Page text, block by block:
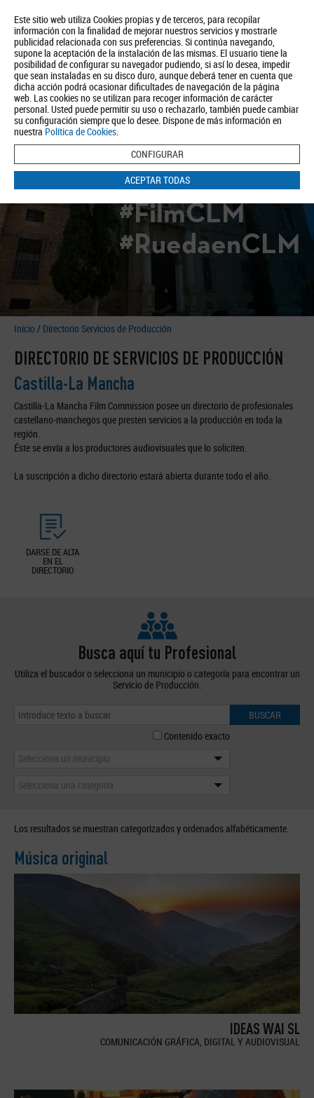
Este sitio web utiliza Cookies propias y de terceros, para recopilar
información con la finalidad de mejorar nuestros servicios y mostrarle
publicidad relacionada con sus preferencias. Si continúa navegando,
supone la aceptación de la instalación de las mismas. El usuario tiene la
posibilidad de configurar su navegador pudiendo, si así lo desea, impedir
que sean instaladas en su disco duro, aunque deberá tener en cuenta que
dicha acción podrá ocasionar dificultades de navegación de la página
web. Las cookies no se utilizan para recoger información de carácter
personal. Usted puede permitir su uso o rechazarlo, también puede cambiar
su configuración siempre que lo desee. Dispone de más información en
nuestra Política de Cookies.
CONFIGURAR
ACEPTAR TODAS
Quiénes somos Turismo Política de Privacidad Aviso Legal
Política de Cookies
BUSCAR
#FilmCLM
#RuedaenCLM
Inicio / Directorio Servicios de Producción
DIRECTORIO DE SERVICIOS DE PRODUCCIÓN
Castilla-La Mancha
Castilla-La Mancha Film Commission posee un directorio de profesionales
castellano-manchegos que presten servicios a la producción en toda la
región.
Éste se envía a los productores audiovisuales que lo soliciten.
La suscripción a dicho directorio estará abierta durante todo el año.
DARSE DE ALTA
EN EL
DIRECTORIO
Busca aquí tu Profesional
Utiliza el buscador o selecciona un municipio o categoría para encontrar un
Servicio de Producción.
BUSCAR
Contenido exacto
Selecciona un municipio
Selecciona una categoría
Los resultados se muestran categorizados y ordenados alfabéticamente.
Música original
IDEAS WAI SL
COMUNICACIÓN GRÁFICA, DIGITAL Y AUDIOVISUAL